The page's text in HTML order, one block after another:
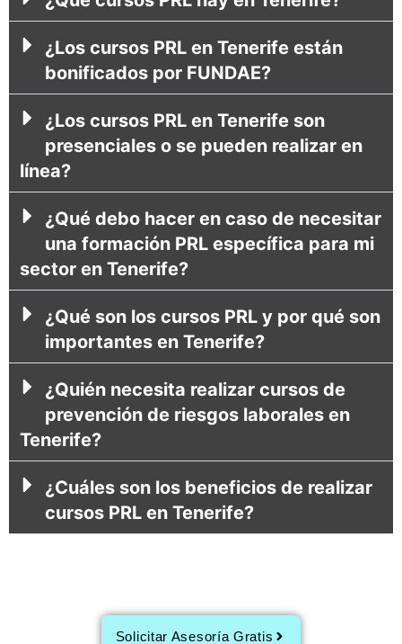
¿Los cursos PRL en Tenerife están
bonificados por FUNDAE?
¿Los cursos PRL en Tenerife son
presenciales o se pueden realizar en
línea?
¿Qué debo hacer en caso de necesitar
una formación PRL específica para mi
sector en Tenerife?
¿Qué son los cursos PRL y por qué son
importantes en Tenerife?
¿Quién necesita realizar cursos de
prevención de riesgos laborales en
Tenerife?
¿Cuáles son los beneficios de realizar
cursos PRL en Tenerife?
Solicitar Asesoría Gratis